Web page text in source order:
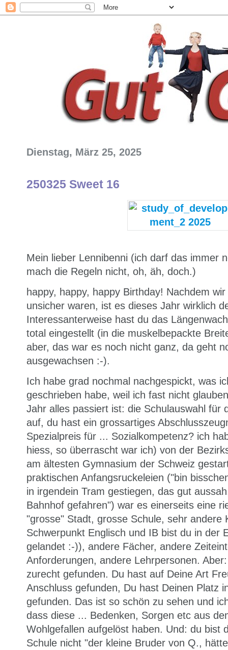
Dienstag, März 25, 2025
250325 Sweet 16
Mein lieber Lennibenni (ich darf das immer
mach die Regeln nicht, oh, äh, doch.)
happy, happy, happy Birthday! Nachdem
unsicher waren, ist es dieses Jahr wirklich
Interessanterweise hast du das
total eingestellt (in die muskelbepackte
aber, das war es noch nicht ganz, da geht
ausgewachsen :-).
Ich habe grad nochmal nachgespickt, was
geschrieben habe, weil ich fast nicht
Jahr alles passiert ist: die Schulauswahl für
auf, du hast ein grossartiges
Spezialpreis für ... Sozialkompetenz? ich
hiess, so überrascht war ich) von der
am ältesten Gymnasium der Schweiz
praktischen Anfangsruckeleien ("bin
in irgendein Tram gestiegen, das gut
Bahnhof gefahren") war es einerseits eine
"grosse" Stadt, grosse Schule, sehr andere
Schwerpunkt Englisch und IB bist du in der
gelandet :-)), andere Fächer, andere
Anforderungen, andere Lehrpersonen.
zurecht gefunden. Du hast auf Deine Art
Anschluss gefunden, Du hast Deinen Platz
gefunden. Das ist so schön zu sehen und
dass diese ... Bedenken, Sorgen etc aus
Wohlgefallen aufgelöst haben. Und: du bist
Schule nicht "der kleine Bruder von Q.,